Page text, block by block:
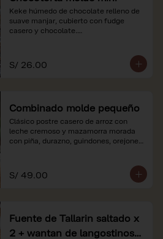
Keke húmedo de chocolate relleno de
suave manjar, cubierto con fudge
casero y chocolate.
soles e incluyen impuestos de ley y
recargo al consumo. Imagenes
S/ 26.00
Combinado molde pequeño
Clásico postre casero de arroz con
leche cremoso y mazamorra morada
con piña, durazno, guindones, orejones
*Nuestros precios están expresados en
soles e incluyen impuestos de ley y
S/ 49.00
Fuente de Tallarin saltado x
2 + wantan de langostinos +